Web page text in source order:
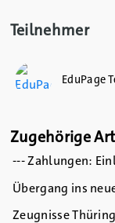
Teilnehmer
EduPage
Zugehörige
--- Zahlungen: